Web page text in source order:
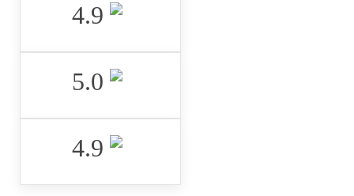
4.9 ‌
5.0 ‌
4.9 ‌